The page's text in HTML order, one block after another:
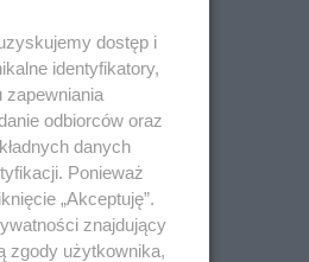
dostęp i
identyfikatory,
zapewniania
odbiorców oraz
danych
Ponieważ
„Akceptuję”.
znajdujący
zgody użytkownika,